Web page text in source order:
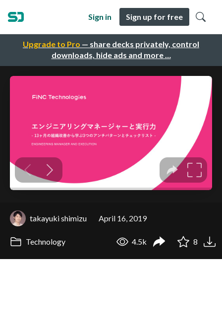
Upgrade to Pro — share decks privately, control
downloads, hide ads and more …
Sign in Sign up for free
takayuki shimizu April 16, 2019
Technology 4.5k 8